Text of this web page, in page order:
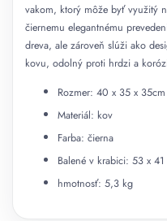
vakom, ktorý môže byť využitý
čiernemu elegantnému
dreva, ale zároveň slúži ako
kovu, odolný proti hrdzi a
Rozmer: 40 x 35 x 35cm
Materiál: kov
Farba: čierna
Balené v krabici: 53 x
hmotnosť: 5,3 kg